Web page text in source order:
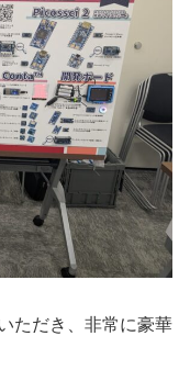
ただき、非常に豪華